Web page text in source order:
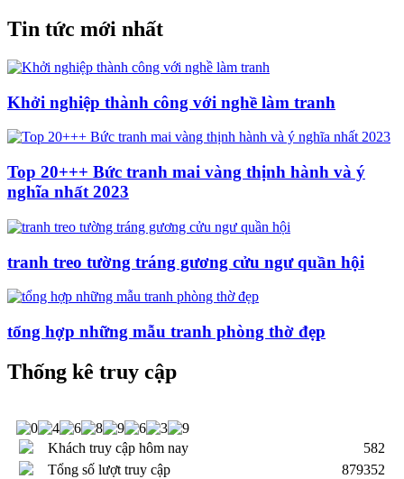
Tin tức mới nhất
Khởi nghiệp thành công với nghề làm tranh
Top 20+++ Bức tranh mai vàng thịnh hành và ý
nghĩa nhất 2023
tranh treo tường tráng gương cửu ngư quần hội
tổng hợp những mẫu tranh phòng thờ đẹp
Thống kê truy cập
Khách truy cập hôm nay
582
Tổng số lượt truy cập
879352